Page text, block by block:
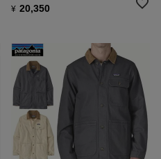
¥ 20,350